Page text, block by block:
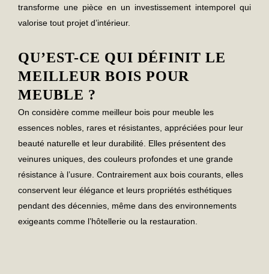
transforme une pièce en un investissement intemporel qui
valorise tout projet d’intérieur.
QU’EST-CE QUI DÉFINIT LE
MEILLEUR BOIS POUR
MEUBLE ?
On considère comme meilleur bois pour meuble les
essences nobles, rares et résistantes, appréciées pour leur
beauté naturelle et leur durabilité. Elles présentent des
veinures uniques, des couleurs profondes et une grande
résistance à l’usure. Contrairement aux bois courants, elles
conservent leur élégance et leurs propriétés esthétiques
pendant des décennies, même dans des environnements
exigeants comme l’hôtellerie ou la restauration.